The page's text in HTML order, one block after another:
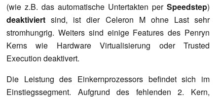
(wie z.B. das automatische Untertakten per Speedstep)
deaktiviert sind, ist dier Celeron M ohne Last sehr
stromhungrig. Weiters sind einige Features des Penryn
Kerns wie Hardware Virtualisierung oder Trusted
Execution deaktivert.
Die Leistung des Einkernprozessors befindet sich im
Einstiegssegment. Aufgrund des fehlenden 2. Kern,